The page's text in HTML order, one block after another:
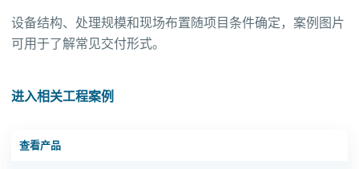
设备结构、处理规模和现场布置随项目条件确定，案例图片
可用于了解常见交付形式。
进入相关工程案例
查看产品